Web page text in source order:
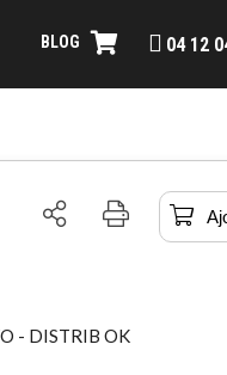
BLOG 04 12
- DISTRIB OK